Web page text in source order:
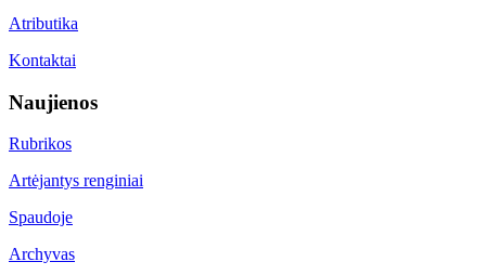
Atributika
Kontaktai
Naujienos
Rubrikos
Artėjantys renginiai
Spaudoje
Archyvas